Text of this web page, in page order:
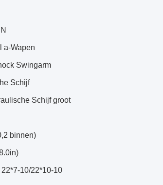
a-Wapen
Swingarm
Schijf
Schijf groot
binnen)
10/22*10-10